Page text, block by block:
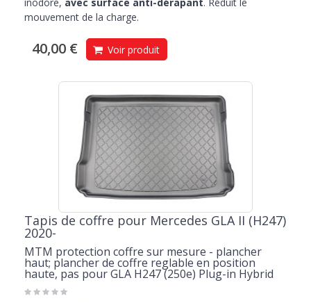
mouvement de la charge.
40,00 € Voir produit
Tapis de coffre pour Mercedes GLA II (H247)
2020-
MTM protection coffre sur mesure - plancher
haut; plancher de coffre reglable en position
haute, pas pour GLA H247 (250e) Plug-in Hybrid